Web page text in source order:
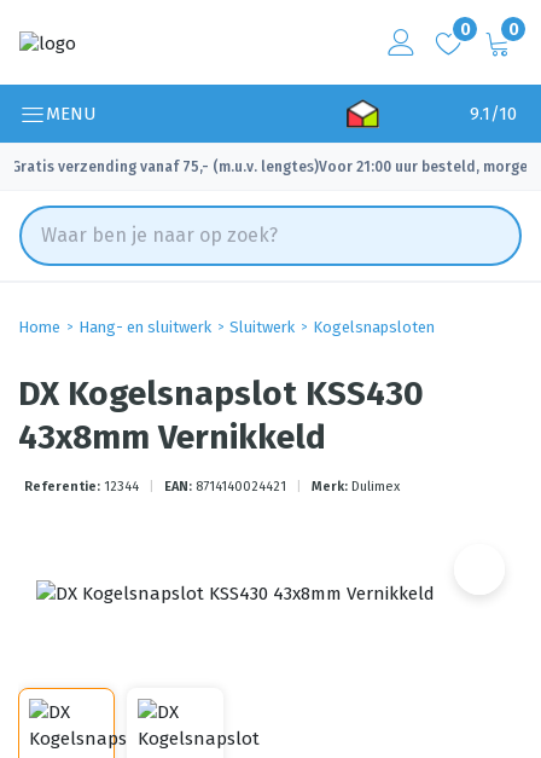
0 0
MENU 9.1/10
Gratis verzending vanaf 75,- (m.u.v. lengtes)
✓ Voor 21:00 uur besteld, morgen
Home Hang- en sluitwerk Sluitwerk Kogelsnapsloten
DX Kogelsnapslot KSS430
43x8mm Vernikkeld
Referentie: 12344 EAN: 8714140024421 Merk: Dulimex